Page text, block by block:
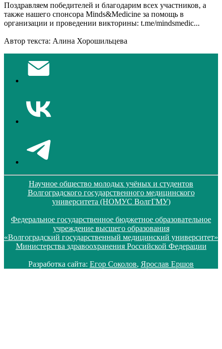
Поздравляем победителей и благодарим всех участников, а
также нашего спонсора Minds&Medicine за помощь в
организации и проведении викторины: t.me/mindsmedic...
Автор текста: Алина Хорошильцева
Научное общество молодых учёных и студентов
Волгоградского государственного медицинского
университета (НОМУС ВолгГМУ)
Федеральное государственное бюджетное образовательное
учреждение высшего образования
«Волгоградский государственный медицинский университет»
Министерства здравоохранения Российской Федерации
Разработка сайта: Егор Соколов, Ярослав Ершов